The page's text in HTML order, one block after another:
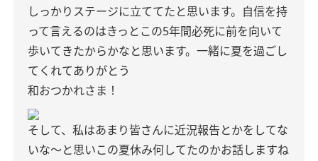
しっかりステージに立ててたと思います。 自信を持
って言えるのはきっとこの5年間必死に前を向いて
歩いてきたからかなと思います。 一緒に夏を過ごし
てくれてありがとう
和おつかれさま！
そして、私はあまり皆さんに近況報告とかをしてな
いな〜と思いこの夏休み何してたのかお話しますね